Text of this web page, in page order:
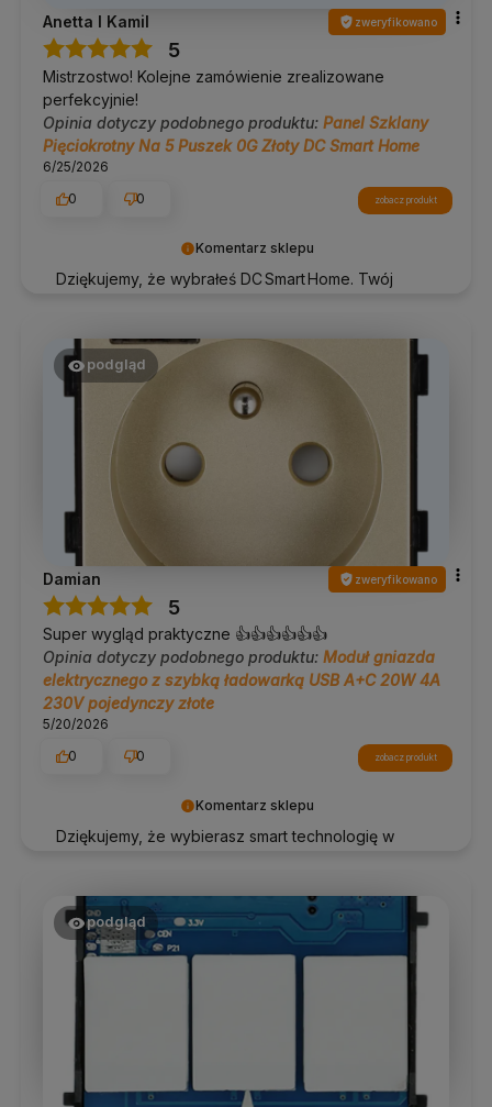
Komentarz sklepu
Dziękujemy, że wybrałeś DC Smart Home. Twój
Anetta I Kamil zweryfikowano
5
Mistrzostwo! Kolejne zamówienie zrealizowane
perfekcyjnie!
Opinia dotyczy podobnego produktu: Panel Szklany
Pięciokrotny Na 5 Puszek 0G Złoty DC Smart Home
6/25/2026
0
0 zobacz produkt
Komentarz sklepu
Dziękujemy, że wybierasz smart technologię w
podgląd
Damian zweryfikowano
5
Super wygląd praktyczne 👍👍👍👍👍👍
Opinia dotyczy podobnego produktu: Moduł gniazda
elektrycznego z szybką ładowarką USB A+C 20W 4A
230V pojedynczy złote
5/20/2026
0
0 zobacz produkt
podgląd